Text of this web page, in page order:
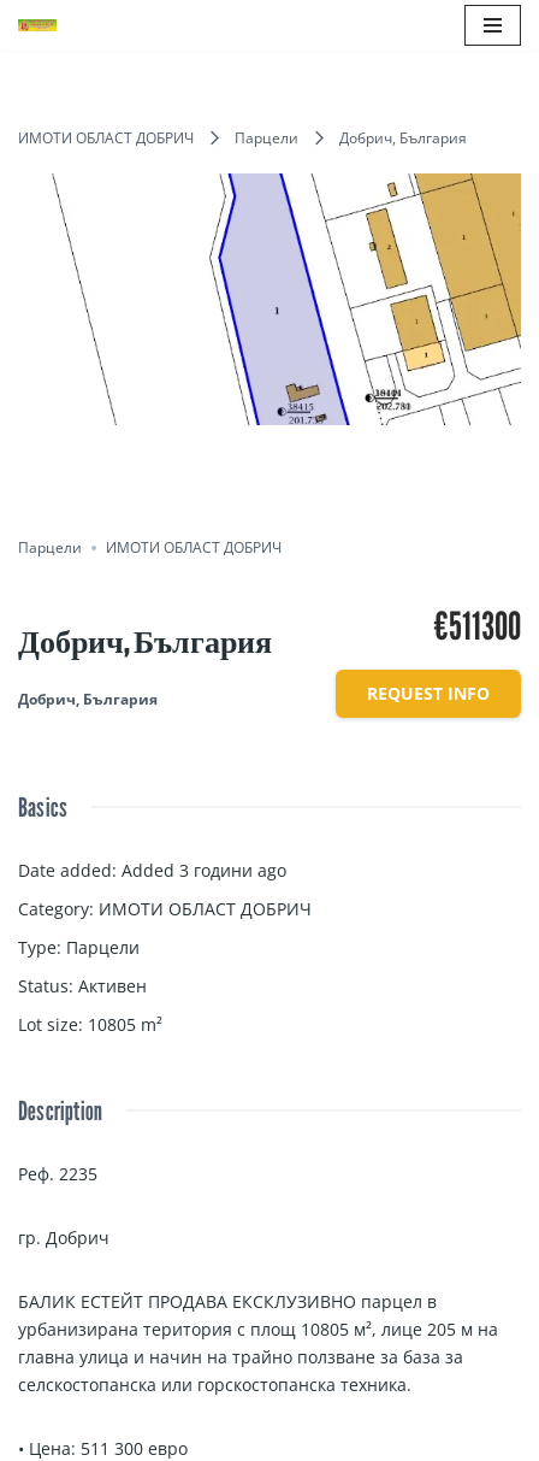
съдържанието
ИМОТИ ОБЛАСТ ДОБРИЧ Парцели Добрич, България
Парцели ИМОТИ ОБЛАСТ ДОБРИЧ
Добрич, България
Добрич, България
€511300
REQUEST INFO
Basics
Date added: Added 3 години ago
Category: ИМОТИ ОБЛАСТ ДОБРИЧ
Type: Парцели
Status: Активен
Lot size: 10805 m²
Description
Реф. 2235
гр. Добрич
БАЛИК ЕСТЕЙТ ПРОДАВА ЕКСКЛУЗИВНО парцел в
урбанизирана територия с площ 10805 м², лице 205 м на
главна улица и начин на трайно ползване за база за
селскостопанска или горскостопанска техника.
• Цена: 511 300 евро